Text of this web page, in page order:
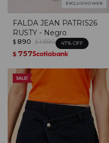
EXCLUSIVO WEB
FALDA JEAN PATRIS26
RUSTY - Negro
$ 890 $ 1.690 47
$ 757